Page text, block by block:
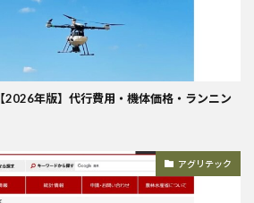
2026年版】代行費用・機体価格・ランニン
アグリテック